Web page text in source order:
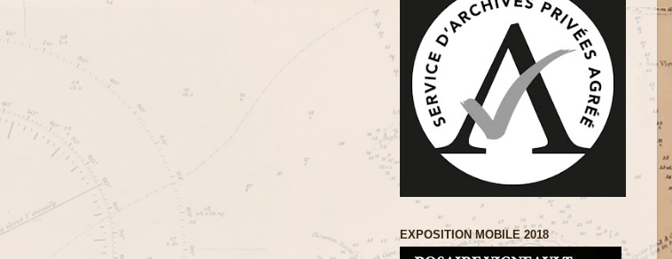
EXPOSITION MOBILE 2018